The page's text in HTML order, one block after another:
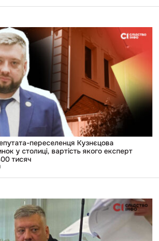
переселенця Кузнєцова
у столиці, вартість якого експерт
тисяч